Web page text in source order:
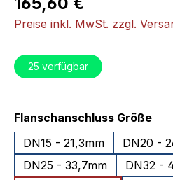
Preise inkl. MwSt. zzgl.
25 verfügbar
Flanschanschluss Größe
DN15 - 21,3mm
DN20 -
DN25 - 33,7mm
DN32 -